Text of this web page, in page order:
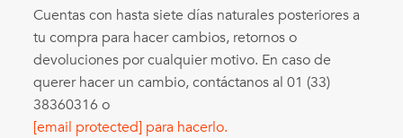
Cuentas con hasta siete días naturales posteriores a
tu compra para hacer cambios, retornos o
devoluciones por cualquier motivo. En caso de
querer hacer un cambio, contáctanos al 01 (33)
38360316 o
[email protected] para hacerlo.